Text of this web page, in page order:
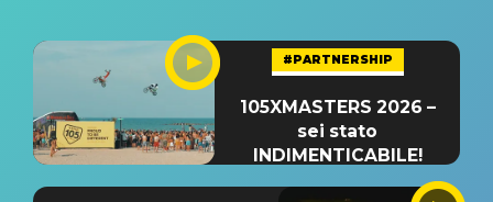
#PARTNERSHIP
105XMASTERS 2026 –
sei stato
INDIMENTICABILE!